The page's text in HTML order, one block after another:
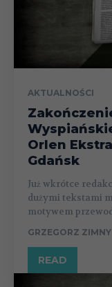
AKTUALNOŚCI
Orlen
Gdańsk
Już wkrótce
dużymi tekstami
motywem
GRZEGORZ ZIMNY
READ